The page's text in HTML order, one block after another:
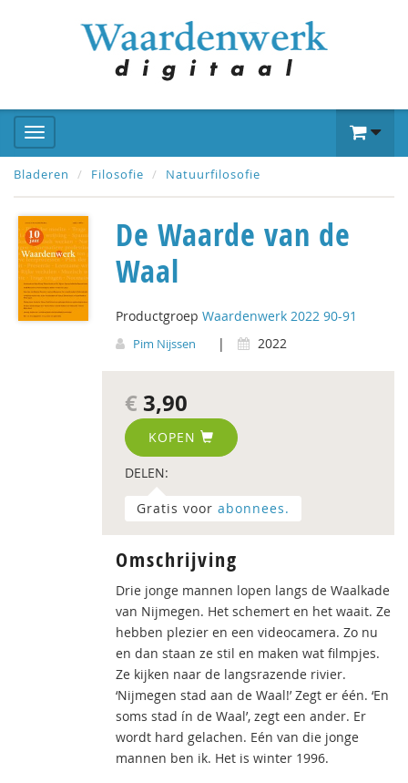
Bladeren Filosofie Natuurfilosofie
De Waarde van de
Waal
Productgroep Waardenwerk 2022 90-91
Pim Nijssen | 2022
€ 3,90
KOPEN
DELEN:
Gratis voor abonnees.
Omschrijving
Drie jonge mannen lopen langs de Waalkade
van Nijmegen. Het schemert en het waait. Ze
hebben plezier en een videocamera. Zo nu
en dan staan ze stil en maken wat filmpjes.
Ze kijken naar de langsrazende rivier.
‘Nijmegen stad aan de Waal!’ Zegt er één. ‘En
soms stad ín de Waal’, zegt een ander. Er
wordt hard gelachen. Eén van die jonge
mannen ben ik. Het is winter 1996.